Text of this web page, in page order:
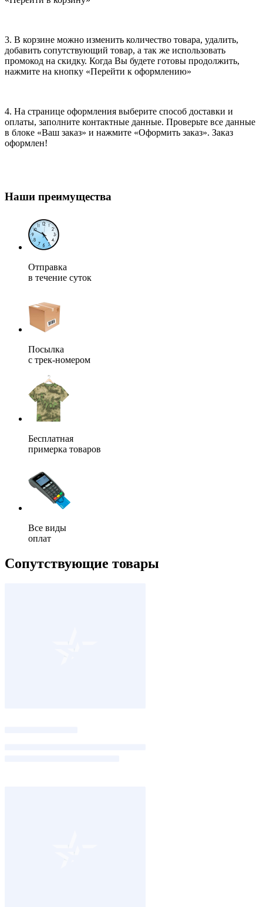
3. В корзине можно изменить количество товара, удалить,
добавить сопутствующий товар, а так же использовать
промокод на скидку. Когда Вы будете готовы продолжить,
нажмите на кнопку «Перейти к оформлению»
4. На странице оформления выберите способ доставки и
оплаты, заполните контактные данные. Проверьте все данные
в блоке «Ваш заказ» и нажмите «Оформить заказ». Заказ
оформлен!
Наши преимущества
Отправка
в течение суток
Посылка
с трек-номером
Бесплатная
примерка товаров
Все виды
оплат
Сопутствующие товары